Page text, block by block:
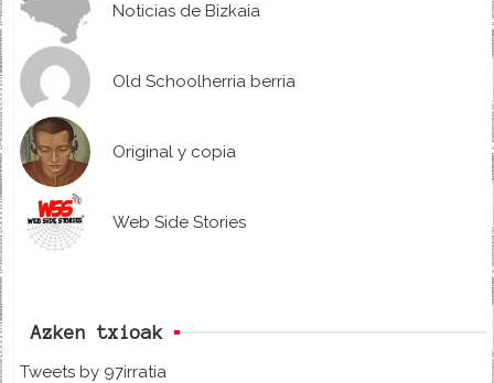
Noticias de Bizkaia
Old Schoolherria berria
Original y copia
Web Side Stories
Azken txioak
Tweets by 97irratia